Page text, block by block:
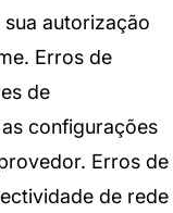
autorização
Erros de
de
configurações
Erros de
de rede